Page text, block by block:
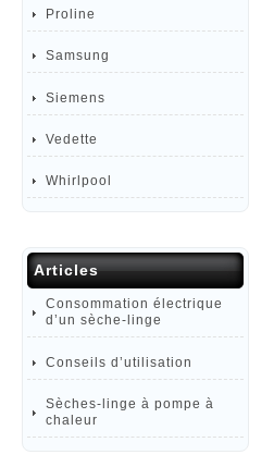
Proline
Samsung
Siemens
Vedette
Whirlpool
Articles
Consommation électrique
d’un sèche-linge
Conseils d’utilisation
Sèches-linge à pompe à
chaleur